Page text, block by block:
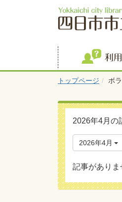
トップページ ボ
2026年4月の
2026年4月
記事がありま